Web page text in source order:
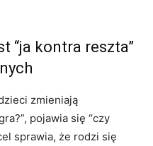
“ja kontra reszta”
zmieniają
pojawia się “czy
sprawia, że rodzi się